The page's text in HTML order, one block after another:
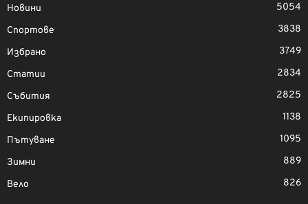
Новини
5054
Спортове
3838
Избрано
3749
Статии
2834
Събития
2825
Екипировка
1138
Пътуване
1095
Зимни
889
Вело
826